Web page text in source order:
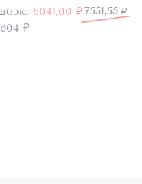
7551,55 ₽
6041,00 ₽
₽